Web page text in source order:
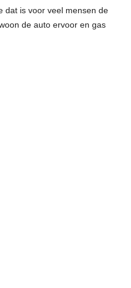
dat is voor veel mensen de
de auto ervoor en gas